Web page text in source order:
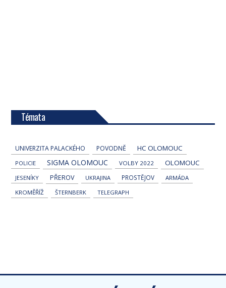
Témata
UNIVERZITA PALACKÉHO POVODNĚ HC OLOMOUC
POLICIE SIGMA OLOMOUC VOLBY 2022 OLOMOUC
JESENÍKY PŘEROV UKRAJINA PROSTĚJOV
ARMÁDA
KROMĚŘÍŽ
ŠTERNBERK TELEGRAPH